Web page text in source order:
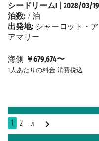
海側 ￥679,674〜
1人あたりの料金 消費税込
シードリームI
2028/03/19
泊数: 7 泊
出発地: シャーロット・
アマリー
1 2 ..4